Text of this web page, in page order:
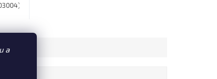
a
vel. 14 nosnost 7 kg 10 ks (8241214)